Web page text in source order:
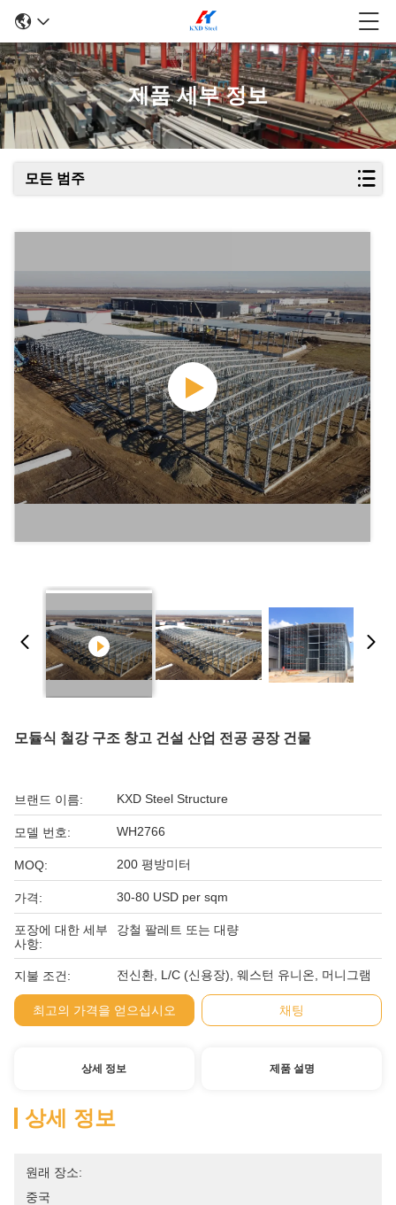
제품 세부 정보
모든 범주
모듈식 철강 구조 창고 건설 산업 전공 공장 건물
브랜드 이름: KXD Steel Structure
모델 번호: WH2766
MOQ: 200 평방미터
가격: 30-80 USD per sqm
포장에 대한 세부
사항:
강철 팔레트 또는 대량
지불 조건: 전신환, L/C (신용장), 웨스턴 유니온, 머니그램
최고의 가격을 얻으십시오 채팅
상세 정보 제품 설명
상세 정보
원래 장소:
중국